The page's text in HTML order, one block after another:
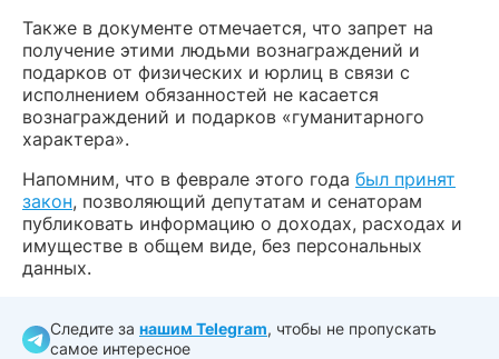
Также в документе отмечается, что запрет на
получение этими людьми вознаграждений и
подарков от физических и юрлиц в связи с
исполнением обязанностей не касается
вознаграждений и подарков «гуманитарного
характера».
Напомним, что в феврале этого года был принят
закон, позволяющий депутатам и сенаторам
публиковать информацию о доходах, расходах и
имуществе в общем виде, без персональных
данных.
Следите за нашим Telegram, чтобы не пропускать
самое интересное